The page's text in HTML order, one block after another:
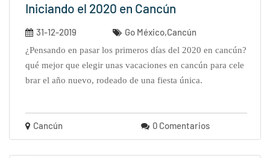
Iniciando el 2020 en Cancún
31-12-2019 Go México,Cancún
¿pensando en pasar los primeros días del 2020 en cancún?
qué mejor que elegir unas vacaciones en cancún para cele
brar el año nuevo, rodeado de una fiesta única.
Cancún 0 Comentarios